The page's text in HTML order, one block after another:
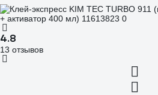
4.8
13 отзывов